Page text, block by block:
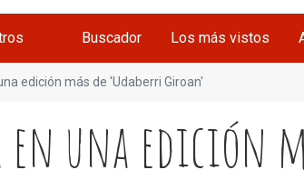
Buscador Los más vistos
edición más de 'Udaberri Giroan'
una edición